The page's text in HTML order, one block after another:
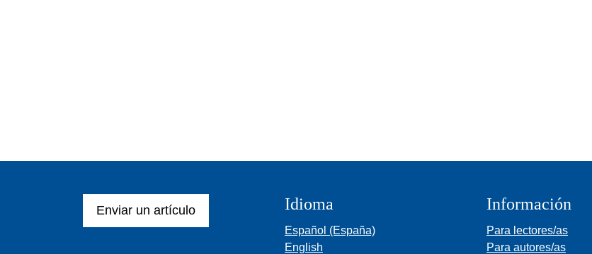
Enviar un artículo Idioma
Español (España)
English
Información
Para lectores/as
Para autores/as